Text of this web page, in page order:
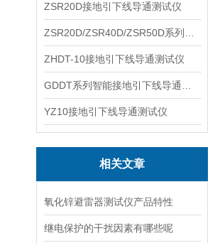
ZSR20D接地引下线导通测试仪
ZHDT-10接地引下线导通测试仪
YZ10接地引下线导通测试仪
相关文章
氧化锌避雷器测试仪产品特性
继电保护的干扰因素有哪些呢